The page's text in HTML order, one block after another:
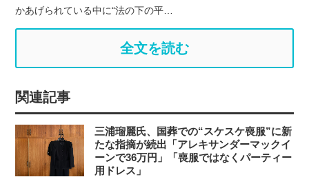
かあげられている中に“法の下の平…
全文を読む
関連記事
三浦瑠麗氏、国葬での“スケスケ喪服”に新
たな指摘が続出「アレキサンダーマックイ
ーンで36万円」「喪服ではなくパーティー
用ドレス」